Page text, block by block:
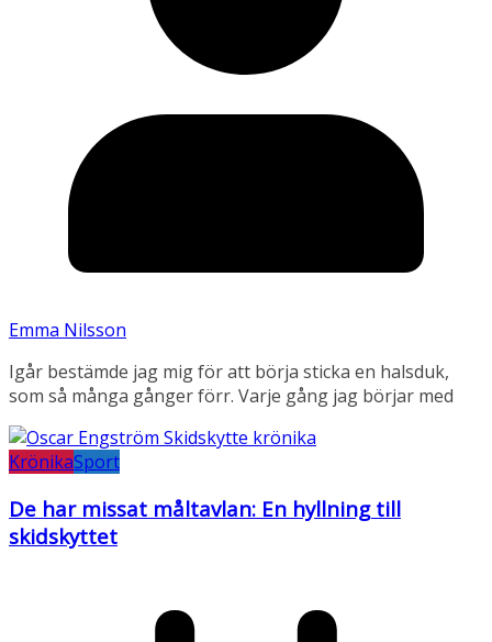
Emma Nilsson
Igår bestämde jag mig för att börja sticka en halsduk,
som så många gånger förr. Varje gång jag börjar med
KrönikaSport
De har missat måltavlan: En hyllning till
skidskyttet